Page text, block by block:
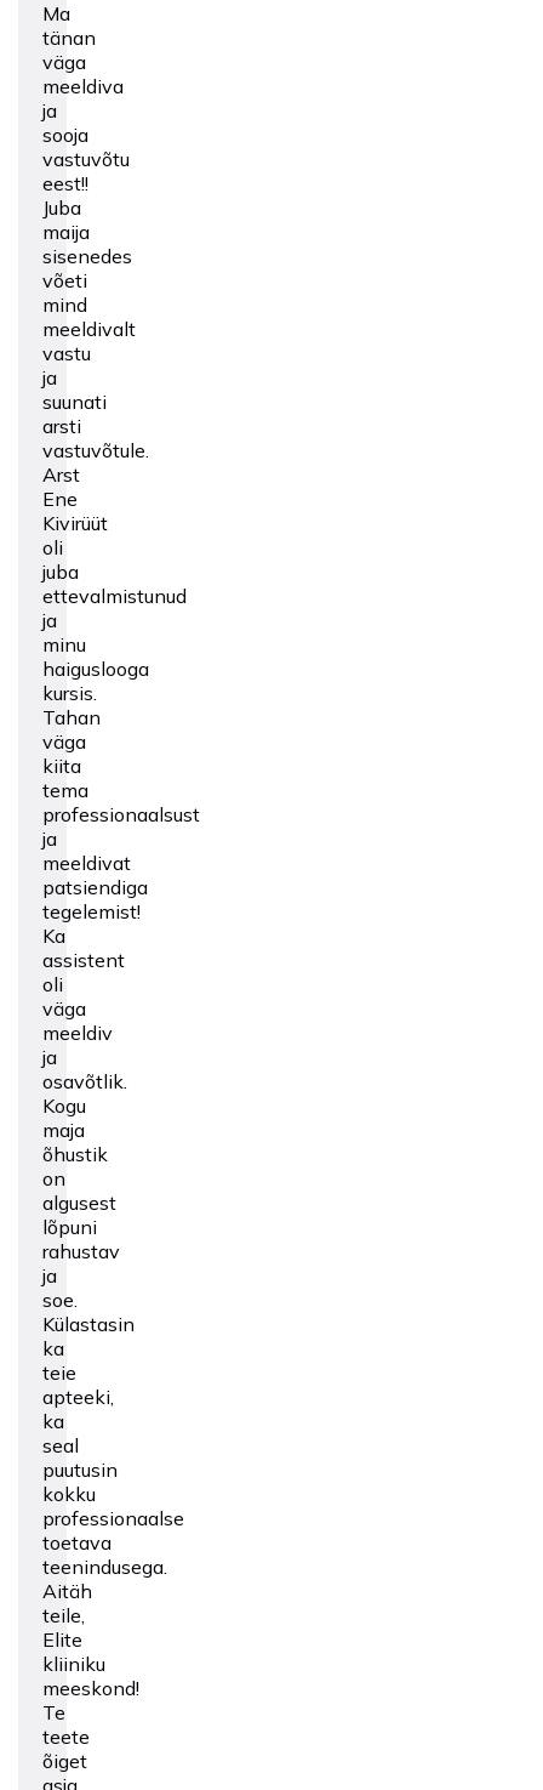
Ma
tänan
väga
meeldiva
ja
sooja
vastuvõtu
eest!!
Juba
maija
sisenedes
võeti
mind
meeldivalt
vastu
ja
suunati
arsti
vastuvõtule.
Arst
Ene
Kivirüüt
oli
juba
ettevalmistunud
ja
minu
haiguslooga
kursis.
Tahan
väga
kiita
tema
professionaalsust
ja
meeldivat
patsiendiga
tegelemist!
Ka
assistent
oli
väga
meeldiv
ja
osavõtlik.
Kogu
maja
õhustik
on
algusest
lõpuni
rahustav
ja
soe.
Külastasin
ka
teie
apteeki,
ka
seal
puutusin
kokku
professionaalse
toetava
teenindusega.
Aitäh
teile,
Elite
kliiniku
meeskond!
Te
teete
õiget
asja.